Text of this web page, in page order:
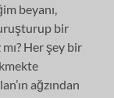
beyanı,
bir
Her şey bir
ağzından